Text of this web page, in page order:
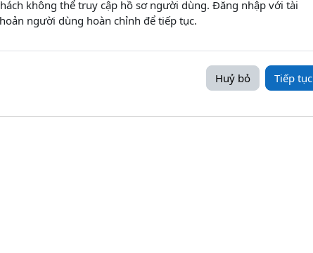
không thể truy cập hồ sơ người dùng. Đăng nhập với tài
người dùng hoàn chỉnh để tiếp tục.
Huỷ bỏ Tiếp tục